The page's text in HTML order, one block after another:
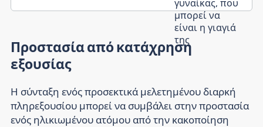
Προστασία από κατάχρηση
εξουσίας
Η σύνταξη ενός προσεκτικά μελετημένου διαρκή
πληρεξουσίου μπορεί να συμβάλει στην προστασία
ενός ηλικιωμένου ατόμου από την κακοποίηση